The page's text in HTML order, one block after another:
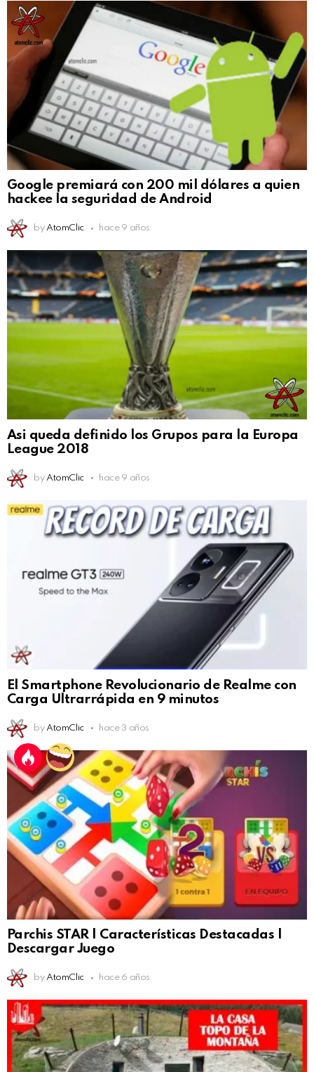
Google premiará con 200 mil dólares a quien
hackee la seguridad de Android
by AtomClic hace 9 años
Asi queda definido los Grupos para la Europa
League 2018
by AtomClic hace 9 años
El Smartphone Revolucionario de Realme con
Carga Ultrarrápida en 9 minutos
by AtomClic hace 3 años
Parchis STAR | Características Destacadas |
Descargar Juego
by AtomClic hace 6 años